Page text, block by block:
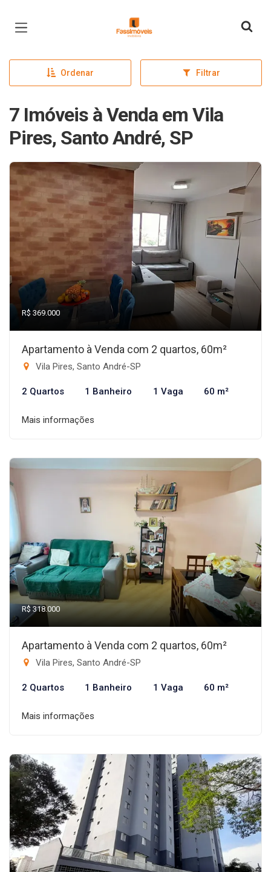
Página inicial
Ordenar Filtrar
7 Imóveis à Venda em Vila
Pires, Santo André, SP
R$ 369.000
Apartamento à Venda com 2 quartos, 60m²
Vila Pires, Santo André-SP
2 Quartos 1 Banheiro 1 Vaga 60 m²
Mais informações
R$ 318.000
Apartamento à Venda com 2 quartos, 60m²
Vila Pires, Santo André-SP
2 Quartos 1 Banheiro 1 Vaga 60 m²
Mais informações